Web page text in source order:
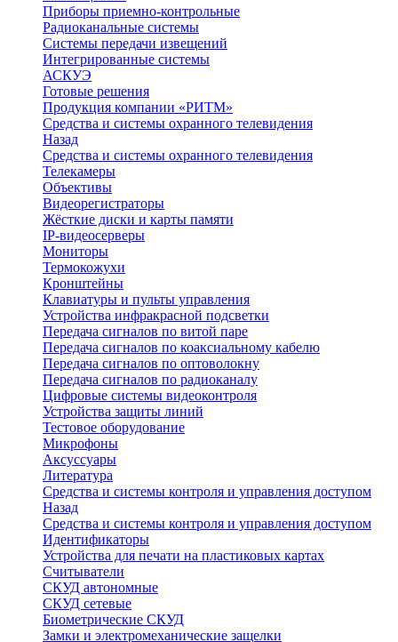
Приборы приемно-контрольные
Радиоканальные системы
Системы передачи извещений
Интегрированные системы
АСКУЭ
Готовые решения
Продукция компании «РИТМ»
Средства и системы охранного телевидения
Назад
Средства и системы охранного телевидения
Телекамеры
Объективы
Видеорегистраторы
Жёсткие диски и карты памяти
IP-видеосерверы
Мониторы
Термокожухи
Кронштейны
Клавиатуры и пульты управления
Устройства инфракрасной подсветки
Передача сигналов по витой паре
Передача сигналов по коаксиальному кабелю
Передача сигналов по оптоволокну
Передача сигналов по радиоканалу
Цифровые системы видеоконтроля
Устройства защиты линий
Тестовое оборудование
Микрофоны
Аксуссуары
Литература
Средства и системы контроля и управления доступом
Назад
Средства и системы контроля и управления доступом
Идентификаторы
Устройства для печати на пластиковых картах
Считыватели
СКУД автономные
СКУД сетевые
Биометрические СКУД
Замки и электромеханические защелки